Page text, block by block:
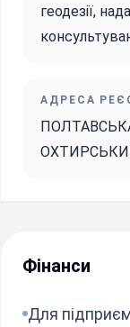
геодезії,
АДРЕСА
Фінанси
Для